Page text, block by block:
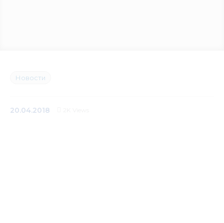
Медиацентр
Инфоресурсы
Новости
20.04.2018